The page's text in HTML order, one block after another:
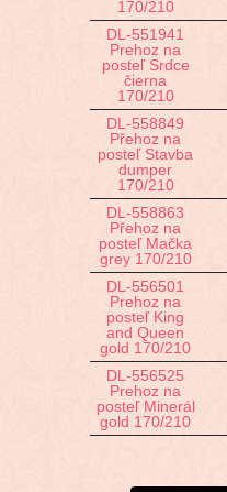
170/210
DL-551941
Prehoz na
posteľ Srdce
čierna
170/210
DL-558849
Přehoz na
posteľ Stavba
dumper
170/210
DL-558863
Přehoz na
posteľ Mačka
grey 170/210
DL-556501
Prehoz na
posteľ King
and Queen
gold 170/210
DL-556525
Prehoz na
posteľ Minerál
gold 170/210